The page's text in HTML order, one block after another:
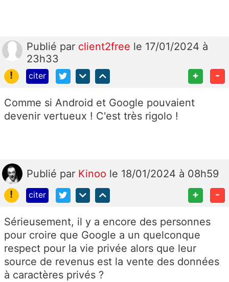
Publié par client2free le 17/01/2024 à
23h33
!
citer + -
Comme si Android et Google pouvaient
devenir vertueux ! C'est très rigolo !
Publié par Kinoo le 18/01/2024 à 08h59
!
citer + -
Sérieusement, il y a encore des personnes
pour croire que Google a un quelconque
respect pour la vie privée alors que leur
source de revenus est la vente des données
à caractères privés ?